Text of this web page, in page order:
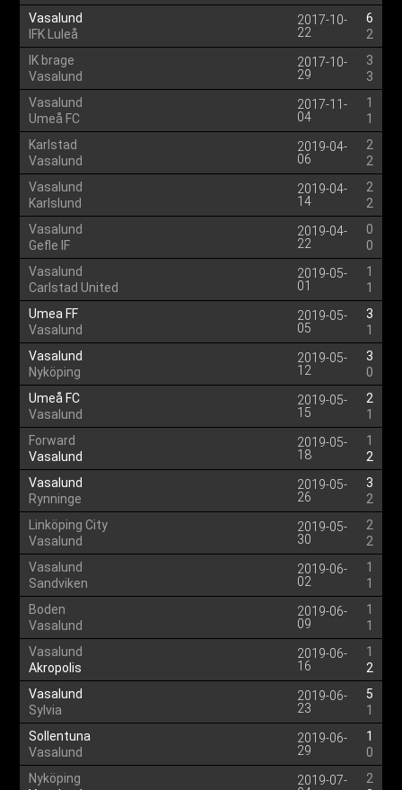
Vasalund
IFK Luleå
2017-10-
22
6
2
IK brage
Vasalund
2017-10-
29
3
3
Vasalund
Umeå FC
2017-11-
04
1
1
Karlstad
Vasalund
2019-04-
06
2
2
Vasalund
Karlslund
2019-04-
14
2
2
Vasalund
Gefle IF
2019-04-
22
0
0
Vasalund
Carlstad United
2019-05-
01
1
1
Umea FF
Vasalund
2019-05-
05
3
1
Vasalund
Nyköping
2019-05-
12
3
0
Umeå FC
Vasalund
2019-05-
15
2
1
Forward
Vasalund
2019-05-
18
1
2
Vasalund
Rynninge
2019-05-
26
3
2
Linköping City
Vasalund
2019-05-
30
2
2
Vasalund
Sandviken
2019-06-
02
1
1
Boden
Vasalund
2019-06-
09
1
1
Vasalund
Akropolis
2019-06-
16
1
2
Vasalund
Sylvia
2019-06-
23
5
1
Sollentuna
Vasalund
2019-06-
29
1
0
Nyköping
2019-07-
2